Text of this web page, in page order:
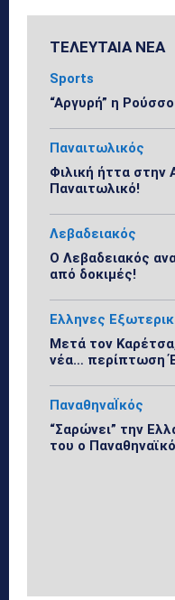
ΤΕΛΕΥΤΑΙΑ ΝΕΑ
Sports
“Αργυρή” η
Παναιτωλικός
Φιλική ήττα στην
Παναιτωλικό!
Λεβαδειακός
Ο Λεβαδειακός
από δοκιμές!
Ελληνες
Μετά τον Καρέτσα,
νέα… περίπτωση
ΠαναθηναΪκός
“Σαρώνει” την
του ο